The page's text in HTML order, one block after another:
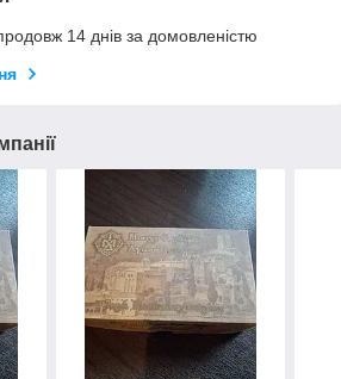
14 днів за домовленістю